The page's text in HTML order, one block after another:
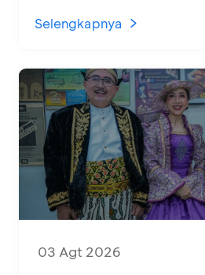
Selengkapnya
03 Agt 2026